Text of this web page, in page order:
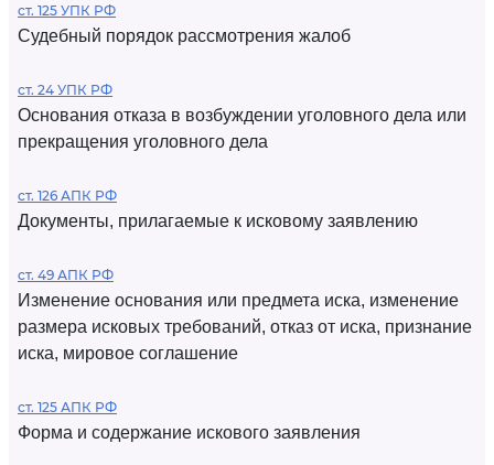
ст. 125 УПК РФ
Судебный порядок рассмотрения жалоб
ст. 24 УПК РФ
Основания отказа в возбуждении уголовного дела или
прекращения уголовного дела
ст. 126 АПК РФ
Документы, прилагаемые к исковому заявлению
ст. 49 АПК РФ
Изменение основания или предмета иска, изменение
размера исковых требований, отказ от иска, признание
иска, мировое соглашение
ст. 125 АПК РФ
Форма и содержание искового заявления